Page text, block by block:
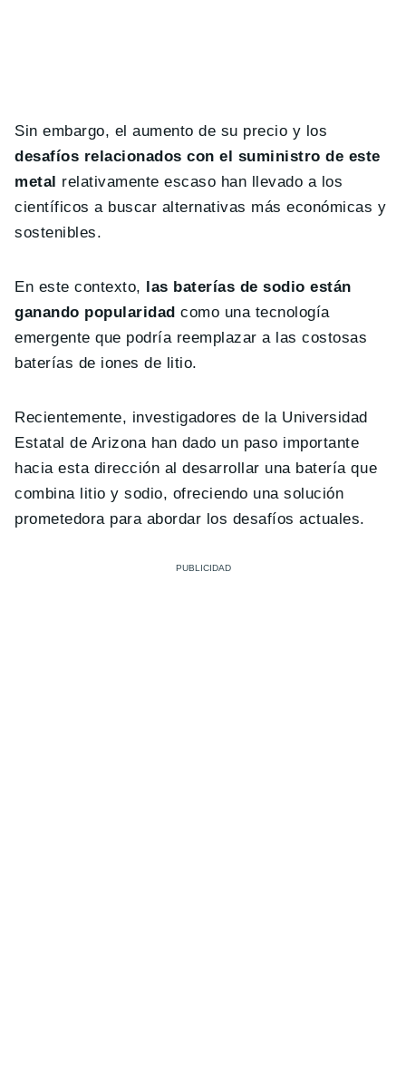
Sin embargo, el aumento de su precio y los
desafíos relacionados con el suministro de este
metal relativamente escaso han llevado a los
científicos a buscar alternativas más económicas y
sostenibles.
En este contexto, las baterías de sodio están
ganando popularidad como una tecnología
emergente que podría reemplazar a las costosas
baterías de iones de litio.
Recientemente, investigadores de la Universidad
Estatal de Arizona han dado un paso importante
hacia esta dirección al desarrollar una batería que
combina litio y sodio, ofreciendo una solución
prometedora para abordar los desafíos actuales.